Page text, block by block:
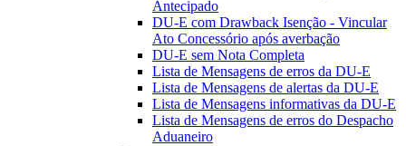
Antecipado
DU-E com Drawback Isenção - Vincular
Ato Concessório após averbação
DU-E sem Nota Completa
Lista de Mensagens de erros da DU-E
Lista de Mensagens de alertas da DU-E
Lista de Mensagens informativas da DU-E
Lista de Mensagens de erros do Despacho
Aduaneiro